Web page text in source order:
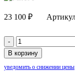
23 100 ₽
уведомить о снижении цены